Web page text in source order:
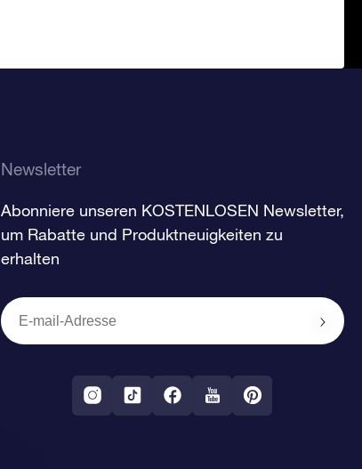
Newsletter
Abonniere unseren KOSTENLOSEN Newsletter,
um Rabatte und Produktneuigkeiten zu
erhalten